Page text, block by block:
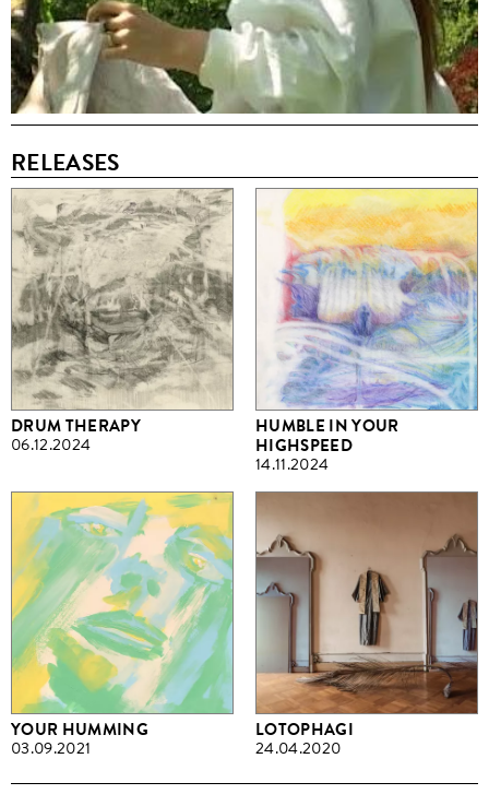
RELEASES
DRUM THERAPY
06.12.2024
HUMBLE IN YOUR
HIGHSPEED
14.11.2024
YOUR HUMMING
03.09.2021
LOTOPHAGI
24.04.2020